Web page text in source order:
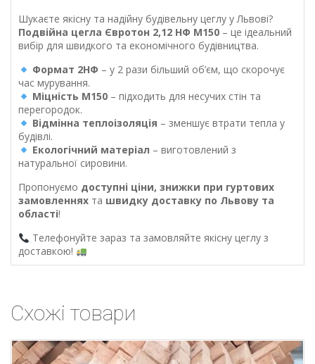
Шукаєте якісну та надійну будівельну цеглу у Львові?
Подвійна цегла Євротон 2,12 НФ М150 – це ідеальний
вибір для швидкого та економічного будівництва.
Формат 2НФ – у 2 рази більший об’єм, що скорочує
час мурування.
Міцність М150– підходить для несучих стін та
перегородок.
Відмінна теплоізоляція – зменшує втрати тепла у
будівлі.
Екологічний матеріал – виготовлений з
натуральної сировини.
Пропонуємо доступні ціни, знижки при гуртових
замовленнях та швидку доставку по Львову та
області!
Телефонуйте зараз та замовляйте якісну цеглу з
доставкою!
Схожі товари